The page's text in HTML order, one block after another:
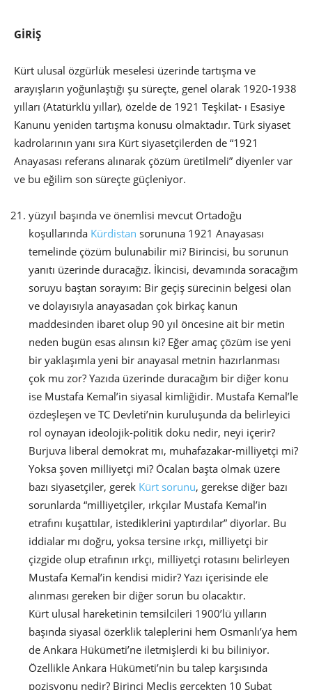
GİRİŞ
Kürt ulusal özgürlük meselesi üzerinde tartışma ve
arayışların yoğunlaştığı şu süreçte, genel olarak 1920-1938
yılları (Atatürklü yıllar), özelde de 1921 Teşkilat- ı Esasiye
Kanunu yeniden tartışma konusu olmaktadır. Türk siyaset
kadrolarının yanı sıra Kürt siyasetçilerden de “1921
Anayasası referans alınarak çözüm üretilmeli” diyenler var
ve bu eğilim son süreçte güçleniyor.
yüzyıl başında ve önemlisi mevcut Ortadoğu
koşullarında Kürdistan sorununa 1921 Anayasası
temelinde çözüm bulunabilir mi? Birincisi, bu sorunun
yanıtı üzerinde duracağız. İkincisi, devamında soracağım
soruyu baştan sorayım: Bir geçiş sürecinin belgesi olan
ve dolayısıyla anayasadan çok birkaç kanun
maddesinden ibaret olup 90 yıl öncesine ait bir metin
neden bugün esas alınsın ki? Eğer amaç çözüm ise yeni
bir yaklaşımla yeni bir anayasal metnin hazırlanması
çok mu zor? Yazıda üzerinde duracağım bir diğer konu
ise Mustafa Kemal’in siyasal kimliğidir. Mustafa Kemal’le
özdeşleşen ve TC Devleti’nin kuruluşunda da belirleyici
rol oynayan ideolojik-politik doku nedir, neyi içerir?
Burjuva liberal demokrat mı, muhafazakar-milliyetçi mi?
Yoksa şoven milliyetçi mi? Öcalan başta olmak üzere
bazı siyasetçiler, gerek Kürt sorunu, gerekse diğer bazı
sorunlarda “milliyetçiler, ırkçılar Mustafa Kemal’in
etrafını kuşattılar, istediklerini yaptırdılar” diyorlar. Bu
iddialar mı doğru, yoksa tersine ırkçı, milliyetçi bir
çizgide olup etrafının ırkçı, milliyetçi rotasını belirleyen
Mustafa Kemal’in kendisi midir? Yazı içerisinde ele
alınması gereken bir diğer sorun bu olacaktır.
Kürt ulusal hareketinin temsilcileri 1900’lü yılların
başında siyasal özerklik taleplerini hem Osmanlı’ya hem
de Ankara Hükümeti’ne iletmişlerdi ki bu biliniyor.
Özellikle Ankara Hükümeti’nin bu talep karşısında
pozisyonu nedir? Birinci Meclis gerçekten 10 Şubat